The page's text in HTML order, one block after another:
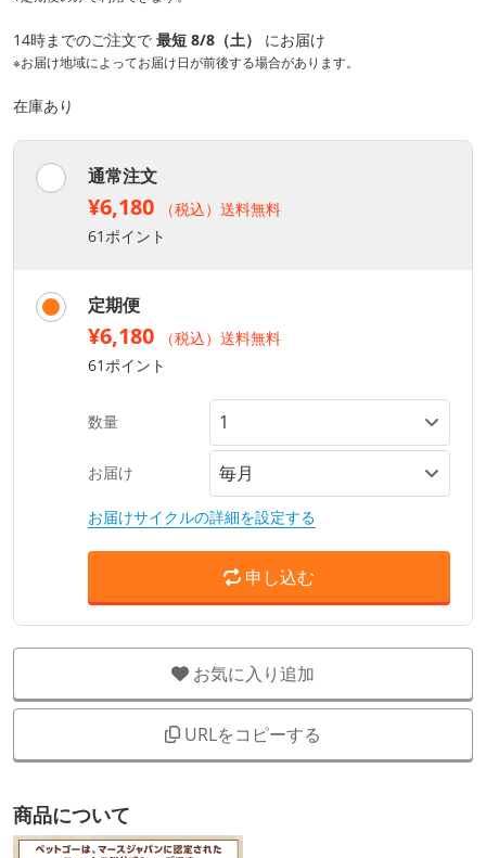
14時までのご注文で 最短 8/8（土） にお届け
※お届け地域によってお届け日が前後する場合があります。
在庫あり
通常注文
¥6,180
（税込）送料無料
61ポイント
定期便
¥6,180
（税込）送料無料
61ポイント
数量
お届け
お届けサイクルの詳細を設定する
申し込む
お気に入り追加
URLをコピーする
商品について